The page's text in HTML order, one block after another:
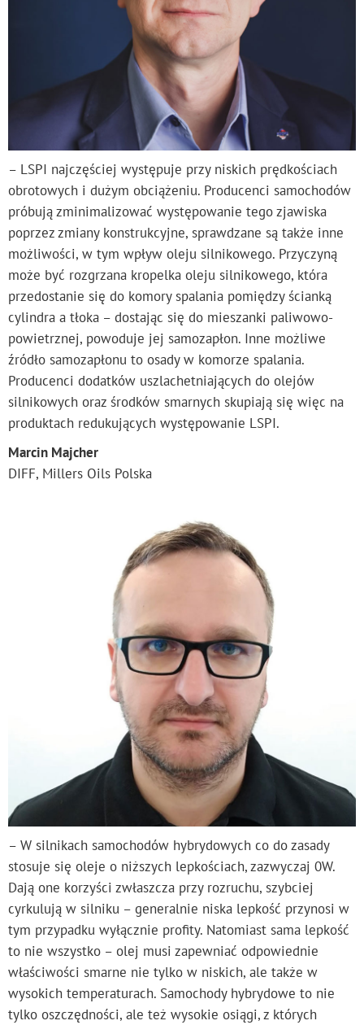
– LSPI najczęściej występuje przy niskich prędkościach
obrotowych i dużym obciążeniu. Producenci samochodów
próbują zminimalizować występowanie tego zjawiska
poprzez zmiany konstrukcyjne, sprawdzane są także inne
możliwości, w tym wpływ oleju silnikowego. Przyczyną
może być rozgrzana kropelka oleju silnikowego, która
przedostanie się do komory spalania pomiędzy ścianką
cylindra a tłoka – dostając się do mieszanki paliwowo­-
powietrznej, powoduje jej samozapłon. Inne możliwe
źródło samozapłonu to osady w komorze spalania.
Producenci dodatków uszlachetniających do olejów
silnikowych oraz środków smarnych skupiają się więc na
produktach redukujących występowanie LSPI.
Marcin Majcher
DIFF, Millers Oils Polska
– W silnikach samochodów hybrydowych co do zasady
stosuje się oleje o niższych lepkościach, zazwyczaj 0W.
Dają one korzyści zwłaszcza przy rozruchu, szybciej
cyrkulują w silniku – generalnie niska lepkość przynosi w
tym przypadku wyłącznie profity. Natomiast sama lepkość
to nie wszystko – olej musi zapewniać odpowiednie
właściwości smarne nie tylko w niskich, ale także w
wysokich temperaturach. Samochody hybrydowe to nie
tylko oszczędności, ale też wysokie osiągi, z których